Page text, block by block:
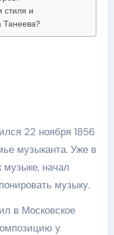
стиля и
Танеева?
22 ноября 1856
музыканта. Уже в
музыке, начал
музыку.
в Московское
у